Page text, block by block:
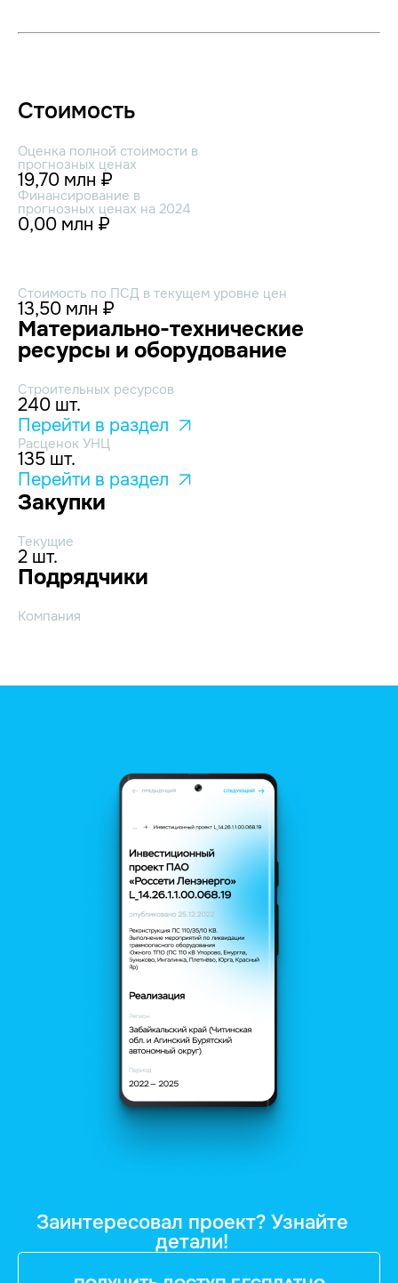
Стоимость
Оценка полной стоимости в
прогнозных ценах
19,70 млн ₽
Финансирование в
прогнозных ценах на 2024
0,00 млн ₽
Стоимость по ПСД в текущем уровне цен
13,50 млн ₽
Материально-технические
ресурсы и оборудование
Строительных ресурсов
240 шт.
Перейти в раздел
Расценок УНЦ
135 шт.
Перейти в раздел
Закупки
Текущие
2 шт.
Подрядчики
Компания
Заинтересовал проект? Узнайте
детали!